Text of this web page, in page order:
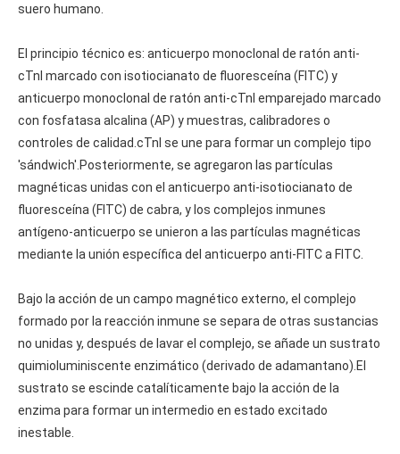
suero humano.
El principio técnico es: anticuerpo monoclonal de ratón anti-
cTnI marcado con isotiocianato de fluoresceína (FITC) y
anticuerpo monoclonal de ratón anti-cTnI emparejado marcado
con fosfatasa alcalina (AP) y muestras, calibradores o
controles de calidad.cTnI se une para formar un complejo tipo
'sándwich'.Posteriormente, se agregaron las partículas
magnéticas unidas con el anticuerpo anti-isotiocianato de
fluoresceína (FITC) de cabra, y los complejos inmunes
antígeno-anticuerpo se unieron a las partículas magnéticas
mediante la unión específica del anticuerpo anti-FITC a FITC.
Bajo la acción de un campo magnético externo, el complejo
formado por la reacción inmune se separa de otras sustancias
no unidas y, después de lavar el complejo, se añade un sustrato
quimioluminiscente enzimático (derivado de adamantano).El
sustrato se escinde catalíticamente bajo la acción de la
enzima para formar un intermedio en estado excitado
inestable.